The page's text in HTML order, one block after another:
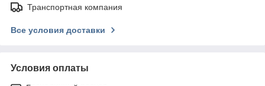
Транспортная компания
Все условия доставки
Условия оплаты